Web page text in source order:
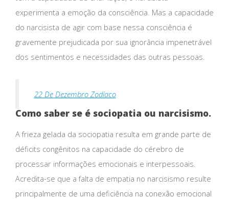
experimenta a emoção da consciência. Mas a capacidade
do narcisista de agir com base nessa consciência é
gravemente prejudicada por sua ignorância impenetrável
dos sentimentos e necessidades das outras pessoas.
22 De Dezembro Zodíaco
Como saber se é sociopatia ou narcisismo.
A frieza gelada da sociopatia resulta em grande parte de
déficits congênitos na capacidade do cérebro de
processar informações emocionais e interpessoais.
Acredita-se que a falta de empatia no narcisismo resulte
principalmente de uma deficiência na conexão emocional